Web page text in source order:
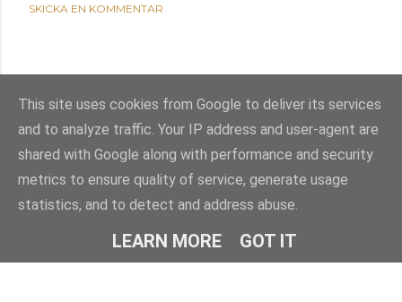
SKICKA EN KOMMENTAR
Använder Blogger
This site uses cookies from Google to deliver its services
and to analyze traffic. Your IP address and user-agent are
shared with Google along with performance and security
metrics to ensure quality of service, generate usage
statistics, and to detect and address abuse.
LEARN MORE GOT IT